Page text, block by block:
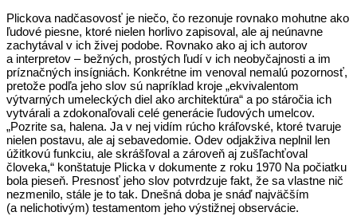
Plickova nadčasovosť je niečo, čo rezonuje rovnako mohutne ako
ľudové piesne, ktoré nielen horlivo zapisoval, ale aj neúnavne
zachytával v ich živej podobe. Rovnako ako aj ich autorov
a interpretov – bežných, prostých ľudí v ich neobyčajnosti a im
príznačných insígniách. Konkrétne im venoval nemalú pozornosť,
pretože podľa jeho slov sú napríklad kroje „ekvivalentom
výtvarných umeleckých diel ako architektúra“ a po stáročia ich
vytvárali a zdokonaľovali celé generácie ľudových umelcov.
„Pozrite sa, halena. Ja v nej vidím rúcho kráľovské, ktoré tvaruje
nielen postavu, ale aj sebavedomie. Odev odjakživa neplnil len
úžitkovú funkciu, ale skrášľoval a zároveň aj zušľachťoval
človeka,“ konštatuje Plicka v dokumente z roku 1970 Na počiatku
bola pieseň. Presnosť jeho slov potvrdzuje fakt, že sa vlastne nič
nezmenilo, stále je to tak. Dnešná doba je snáď najväčším
(a nelichotivým) testamentom jeho výstižnej observácie.